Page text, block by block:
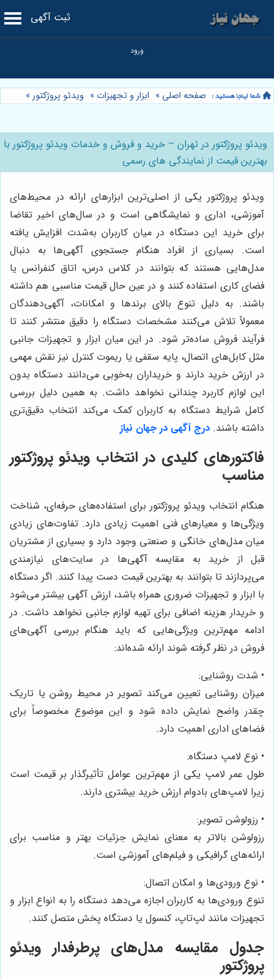
ثبت آگهی
صفحه اصلی » ابزار و تجهیزات » ویدئو پروژکتور»
ویدئو پروژکتور در تهران – خرید و فروش و خدمات ویدئو پروژکتور با
بهترین قیمت از نمایندگی های رسمی
ویدئو پروژکتور یکی از اصلی‌ترین ابزارهای ارائه در محیط‌های
آموزشی، اداری و نمایشگاهی است و در سال‌های اخیر تقاضا
برای خرید این دستگاه در میان کاربران به‌شدت افزایش یافته
است. بسیاری از افراد هنگام جستجوی آگهی‌ها به دنبال
مدل‌هایی هستند که بتوانند در کلاس درس، اتاق کنفرانس یا
فضای کاری استفاده کنند و در عین حال قیمت مناسبی هم داشته
باشند. به دلیل تنوع بالای برندها و امکانات، آگهی‌دهندگان
معمولاً تلاش می‌کنند مشخصات دستگاه را دقیق منتشر کنند تا
فرآیند فروش ساده‌تر شود. در این میان ابزار و تجهیزات جانبی
مثل کابل‌های اتصال، پایه سقفی یا ریموت کنترل نیز نقش مهمی
در ارزش خرید دارند و خریداران به‌خوبی می‌دانند دستگاه بدون
این لوازم کاربرد چندانی نخواهد داشت. به همین دلیل بررسی
کامل شرایط دستگاه به کاربران کمک می‌کند انتخاب دقیق‌تری
داشته باشند. درج آگهی در جهان نیاز
فاکتورهای کلیدی در انتخاب ویدئو پروژکتور
مناسب
هنگام انتخاب ویدئو پروژکتور برای استفاده‌های حرفه‌ای، شناخت
ویژگی‌ها و معیارهای فنی اهمیت زیادی دارد. تفاوت‌های زیادی
میان مدل‌های خانگی و صنعتی وجود دارد و بسیاری از مشتریان
قبل از خرید به مقایسه آگهی‌ها در سایت‌های نیازمندی
می‌پردازند تا بتوانند به بهترین قیمت دست پیدا کنند. اگر دستگاه
با ابزار و تجهیزات ضروری همراه باشد، ارزش آگهی بیشتر می‌شود
و خریدار هزینه اضافی برای تهیه لوازم جانبی نخواهد داشت. در
ادامه مهم‌ترین ویژگی‌هایی که باید هنگام بررسی آگهی‌های
فروش در نظر گرفته شوند ارائه شده‌اند:
• شدت روشنایی:
میزان روشنایی تعیین می‌کند تصویر در محیط روشن یا تاریک
چقدر واضح نمایش داده شود و این موضوع مخصوصاً برای
فضاهای اداری اهمیت دارد.
• نوع لامپ دستگاه:
طول عمر لامپ یکی از مهم‌ترین عوامل تأثیرگذار بر قیمت است
زیرا لامپ‌های بادوام ارزش خرید بیشتری دارند.
• رزولوشن تصویر:
رزولوشن بالاتر به معنای نمایش جزئیات بهتر و مناسب برای
ارائه‌های گرافیکی و فیلم‌های آموزشی است.
• نوع ورودی‌ها و امکان اتصال:
تنوع ورودی‌ها به کاربران اجازه می‌دهد دستگاه را به انواع ابزار و
تجهیزات مانند لپ‌تاپ، کنسول یا دستگاه پخش متصل کنند.
جدول مقایسه مدل‌های پرطرفدار ویدئو
پروژکتور